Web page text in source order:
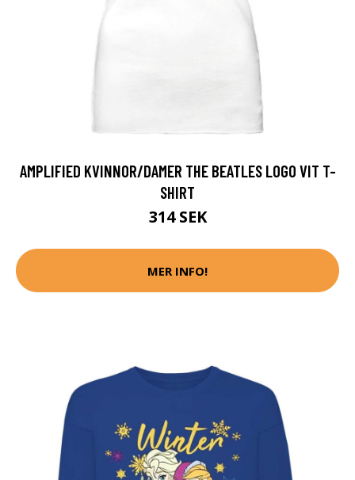
AMPLIFIED KVINNOR/DAMER THE BEATLES LOGO VIT T-
SHIRT
314 SEK
MER INFO!